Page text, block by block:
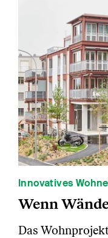
Innovatives
Wenn
Das